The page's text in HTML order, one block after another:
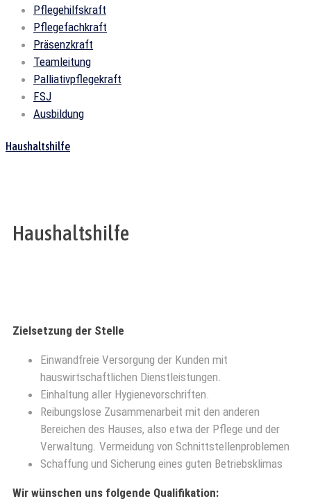
Pflegehilfskraft
Pflegefachkraft
Präsenzkraft
Teamleitung
Palliativpflegekraft
FSJ
Ausbildung
Haushaltshilfe
Haushaltshilfe
Zielsetzung der Stelle
Einwandfreie Versorgung der Kunden mit
hauswirtschaftlichen Dienstleistungen.
Einhaltung aller Hygienevorschriften.
Reibungslose Zusammenarbeit mit den anderen
Bereichen des Hauses, also etwa der Pflege und der
Verwaltung. Vermeidung von Schnittstellenproblemen
Schaffung und Sicherung eines guten Betriebsklimas
Wir wünschen uns folgende Qualifikation: